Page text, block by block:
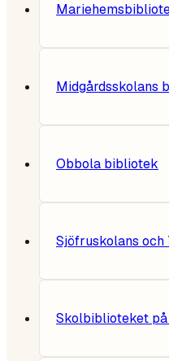
Midgårdsskolans
Obbola bibliotek
Sjöfruskolans
Skolbiblioteket